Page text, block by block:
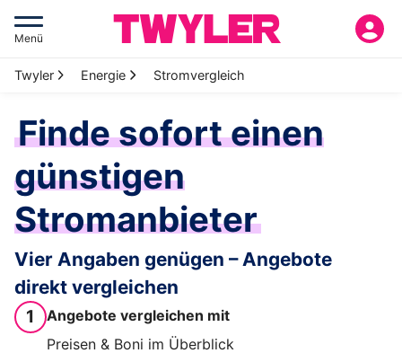
Menü
Twyler Energie Stromvergleich
Finde sofort einen
günstigen
Stromanbieter
Vier Angaben genügen – Angebote
direkt vergleichen
1
Angebote vergleichen mit
Preisen & Boni im Überblick